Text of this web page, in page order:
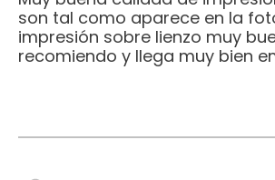
son tal como aparece en la
impresión sobre lienzo muy
recomiendo y llega muy bien